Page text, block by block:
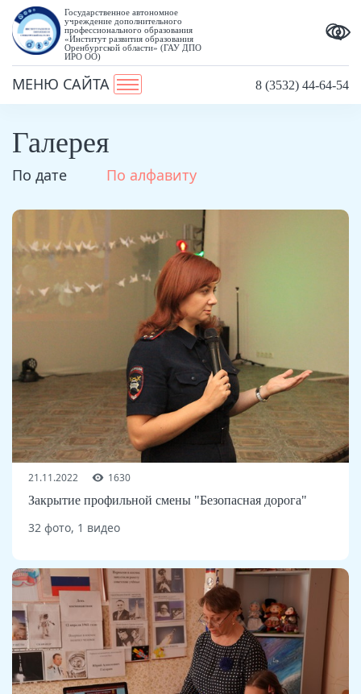
Государственное автономное
учреждение дополнительного
профессионального образования
«Институт развития образования
Оренбургской области» (ГАУ ДПО
ИРО ОО)
МЕНЮ САЙТА 8 (3532) 44-64-54
Галерея
По дате По алфавиту
21.11.2022
1630
Закрытие профильной смены "Безопасная дорога"
32 фото, 1 видео